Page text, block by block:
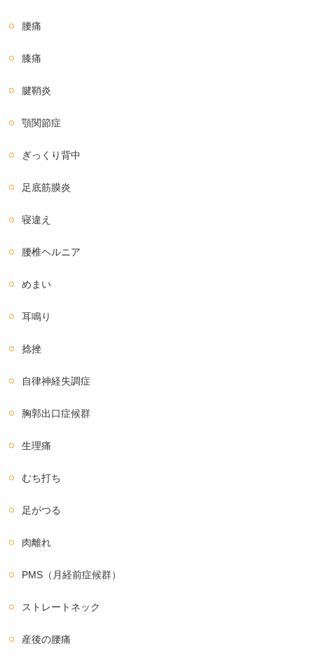
腰痛
膝痛
腱鞘炎
顎関節症
ぎっくり背中
足底筋膜炎
寝違え
腰椎ヘルニア
めまい
耳鳴り
捻挫
自律神経失調症
胸郭出口症候群
生理痛
むち打ち
足がつる
肉離れ
PMS（月経前症候群）
ストレートネック
産後の腰痛